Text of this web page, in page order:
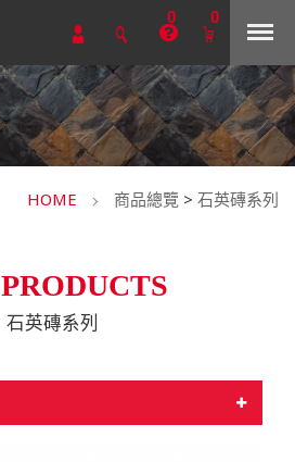
0 0
PRODUCTS
石英磚系列
HOME 商品總覽 > 石英磚系列